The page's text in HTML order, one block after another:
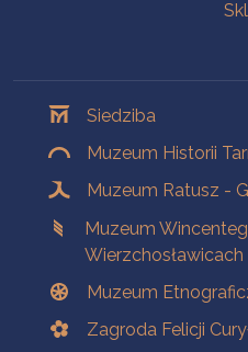
Siedziba
Muzeum Historii
Muzeum Ratusz -
Muzeum
Wierzchosławicach
Muzeum
Zagroda Felicji